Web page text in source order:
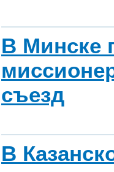
В Минске
съезд
В